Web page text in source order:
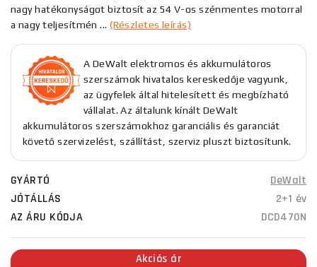
nagy hatékonyságot biztosít az 54 V-os szénmentes motorral
a nagy teljesítmén ...(Részletes leírás)
A DeWalt elektromos és akkumulátoros
szerszámok hivatalos kereskedője vagyunk,
az ügyfelek által hitelesített és megbízható
vállalat. Az általunk kínált DeWalt
akkumulátoros szerszámokhoz garanciális és garanciát
követő szervizelést, szállítást, szerviz pluszt biztosítunk.
GYÁRTÓ
DeWalt
JÓTÁLLÁS
2+1 év
AZ ÁRU KÓDJA
DCD470N
Akciós ár